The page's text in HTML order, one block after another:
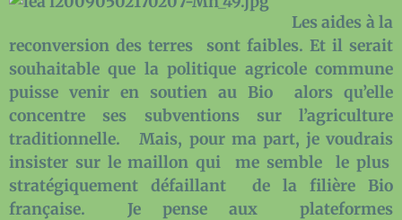
Les aides à la
reconversion des terres sont faibles. Et il serait
souhaitable que la politique agricole commune
puisse venir en soutien au Bio alors qu’elle
concentre ses subventions sur l’agriculture
traditionnelle. Mais, pour ma part, je voudrais
insister sur le maillon qui me semble le plus
stratégiquement défaillant de la filière Bio
française. Je pense aux plateformes